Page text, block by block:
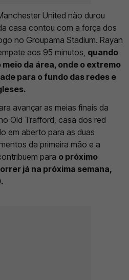
United não durou
casa contou com a força dos
no Groupama Stadium. Rayan
aos 95 minutos, quando
da área, onde o extremo
para o fundo das redes e
avançar as meias finais da
Old Trafford, casa dos red
em aberto para as duas
da primeira mão e a
para o próximo
já na próxima semana,